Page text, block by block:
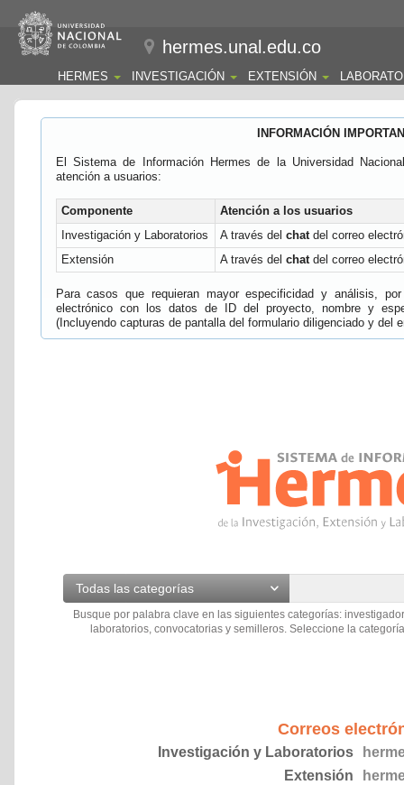
hermes.unal.edu.co
HERMES INVESTIGACIÓN EXTENSIÓN
INFORMACIÓN
El Sistema de Información Hermes de la Universidad
atención a usuarios:
Componente
Atención a los usuarios
Investigación y Laboratorios
A través del chatdel correo
Extensión
A través del chatdel correo
Para casos que requieran mayor especificidad y análisis,
electrónico con los datos de ID del proyecto, nombre y
(Incluyendo capturas de pantalla del formulario diligenciado y del
Todas las categorías
Busque por palabra clave en las siguientes categorías:
laboratorios, convocatorias y semilleros. Seleccione la
Correos
Investigación y Laboratorios
Extensión